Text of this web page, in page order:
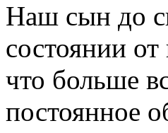
Наш сын до
состоянии
что больше
постоянное